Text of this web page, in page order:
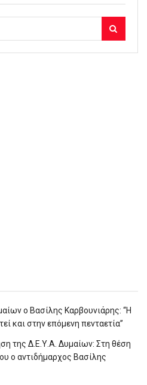
ο Βασίλης Καρβουνιάρης: “Η
και στην επόμενη πενταετία”
της Δ.Ε.Υ.Α. Δυμαίων: Στη θέση
ο αντιδήμαρχος Βασίλης